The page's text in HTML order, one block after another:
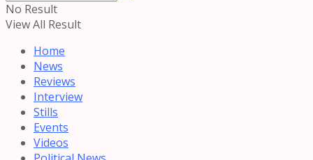
No Result
View All Result
Home
News
Reviews
Interview
Stills
Events
Videos